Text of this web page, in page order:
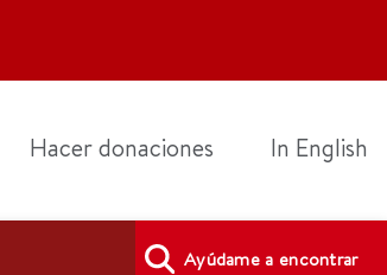
Hacer donaciones In English
Ayúdame a encontrar